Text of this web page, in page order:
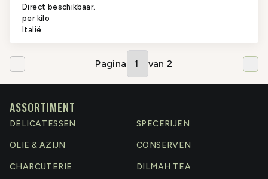
Direct beschikbaar.
per kilo
Italië
Pagina van 2
ASSORTIMENT
DELICATESSEN SPECERIJEN
OLIE & AZIJN CONSERVEN
CHARCUTERIE DILMAH TEA